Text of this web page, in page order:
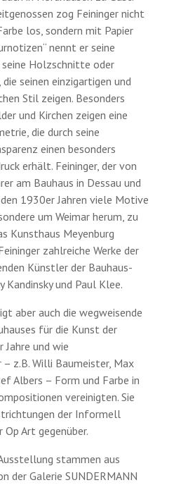
zog Feininger nicht
los, sondern mit Papier
nennt er seine
seine Holzschnitte oder
seinen einzigartigen und
Stil zeigen. Besonders
und Kirchen zeigen eine
die durch seine
einen besonders
erhält. Feininger, der von
am Bauhaus in Dessau und
1930er Jahren viele Motive
um Weimar herum, zu
Kunsthaus Meyenburg
zahlreiche Werke der
Künstler der Bauhaus-
Kandinsky und Paul Klee.
aber auch die wegweisende
für die Kunst der
und wie
z.B. Willi Baumeister, Max
Albers – Form und Farbe in
vereinigten. Sie
der Informell
Op Art gegenüber.
stammen aus
der Galerie SUNDERMANN